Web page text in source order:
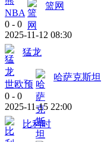
NBA
篮网
0 - 0
2025-11-12 08:30
猛龙
世欧预
哈萨克斯坦
0 - 0
2025-11-15 22:00
比利时